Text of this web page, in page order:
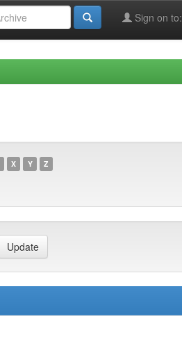
Sign on to:
X Y Z